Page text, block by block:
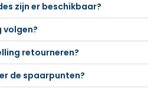
zijn er beschikbaar?
volgen?
retourneren?
de spaarpunten?